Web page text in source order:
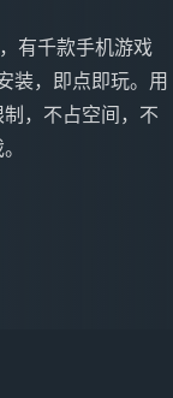
有千款手机游戏
装，即点即玩。用
，不占空间，不